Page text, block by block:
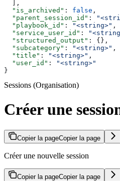
  ],
  "is_archived"
: false ,
  "parent_session_id"
:
  "playbook_id"
: "<string>" ,
  "service_user_id"
:
  "structured_output"
: {},
  "subcategory"
: "<string>" ,
  "title"
: "<string>" ,
  "user_id"
:
"<string>"
}
Sessions (Organisation)
Créer une
Copier la pageCopier la page
Créer une nouvelle session
Copier la pageCopier la page